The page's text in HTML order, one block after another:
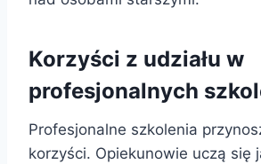
Korzyści z udziału w
profesjonalnych
Profesjonalne szkolenia
korzyści. Opiekunowie uczą się